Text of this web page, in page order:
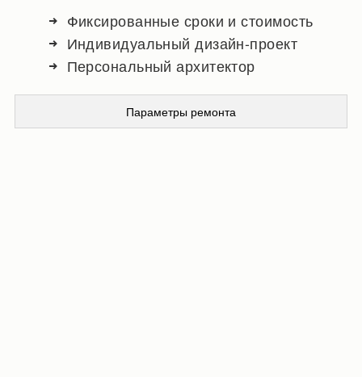
Фиксированные сроки и стоимость
Индивидуальный дизайн-проект
Персональный архитектор
Параметры ремонта